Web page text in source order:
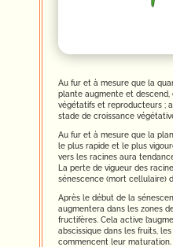
Au fur et à mesure que la
plante augmente et descend,
végétatifs et reproducteurs ;
stade de croissance
Au fur et à mesure que la
le plus rapide et le plus
vers les racines aura
La perte de vigueur des
sénescence (mort cellulaire)
Après le début de la
augmentera dans les zones
fructifères. Cela active
abscissique dans les fruits,
commencent leur maturation.